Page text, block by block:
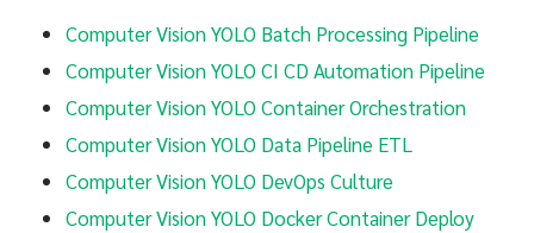
Computer Vision YOLO Batch Processing Pipeline
Computer Vision YOLO CI CD Automation Pipeline
Computer Vision YOLO Container Orchestration
Computer Vision YOLO Data Pipeline ETL
Computer Vision YOLO DevOps Culture
Computer Vision YOLO Docker Container Deploy